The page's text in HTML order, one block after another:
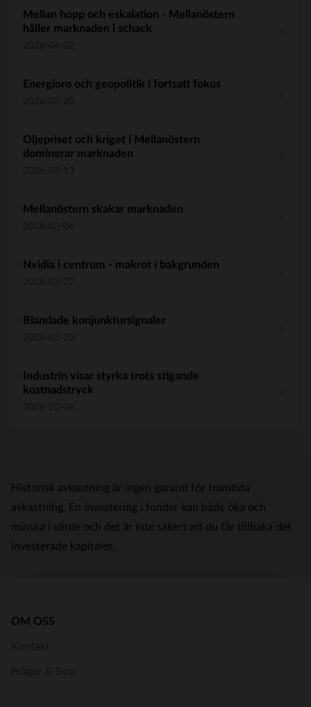
Mellan hopp och eskalation - Mellanöstern
håller marknaden i schack
Energioro och geopolitik i fortsatt fokus
Oljepriset och kriget i Mellanöstern
dominerar marknaden
Mellanöstern skakar marknaden
Nvidia i centrum - makrot i bakgrunden
Blandade konjunktursignaler
Industrin visar styrka trots stigande
kostnadstryck
Historisk avkastning är ingen garanti för framtida
avkastning. En investering i fonder kan både öka och
minska i värde och det är inte säkert att du får tillbaka det
investerade kapitalet.
OM OSS